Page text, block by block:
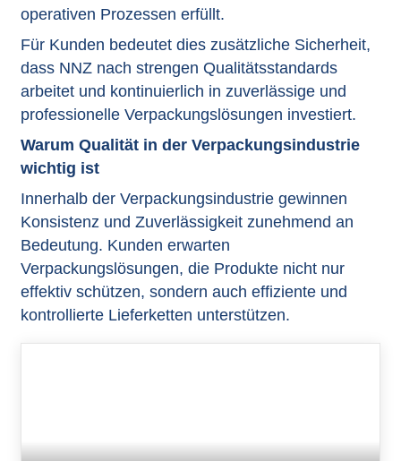
operativen Prozessen erfüllt.
Für Kunden bedeutet dies zusätzliche Sicherheit,
dass NNZ nach strengen Qualitätsstandards
arbeitet und kontinuierlich in zuverlässige und
professionelle Verpackungslösungen investiert.
Warum Qualität in der Verpackungsindustrie
wichtig ist
Innerhalb der Verpackungsindustrie gewinnen
Konsistenz und Zuverlässigkeit zunehmend an
Bedeutung. Kunden erwarten
Verpackungslösungen, die Produkte nicht nur
effektiv schützen, sondern auch effiziente und
kontrollierte Lieferketten unterstützen.